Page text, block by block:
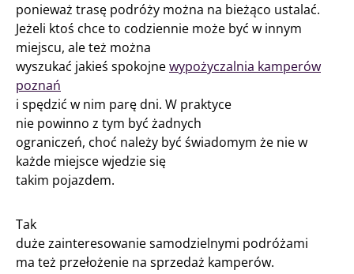
ponieważ trasę podróży można na bieżąco ustalać.
Jeżeli ktoś chce to codziennie może być w innym
miejscu, ale też można
wyszukać jakieś spokojnewypożyczalnia kamperów
poznań
i spędzić w nim parę dni. W praktyce
nie powinno z tym być żadnych
ograniczeń, choć należy być świadomym że nie w
każde miejsce wjedzie się
takim pojazdem.
Tak
duże zainteresowanie samodzielnymi podróżami
ma też przełożenie na sprzedaż kamperów.